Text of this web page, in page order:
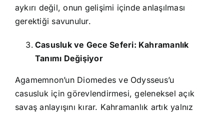
aykırı değil, onun gelişimi içinde anlaşılması
gerektiği savunulur.
Casusluk ve Gece Seferi: Kahramanlık
Tanımı Değişiyor
Agamemnon’un Diomedes ve Odysseus’u
casusluk için görevlendirmesi, geleneksel açık
savaş anlayışını kırar. Kahramanlık artık yalnız